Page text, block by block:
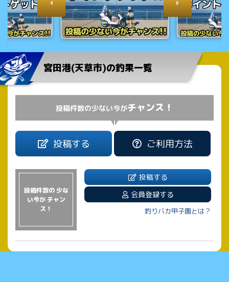
宮田港(天草市)の釣果一覧
投稿件数の少ない今がチャンス！
投稿する ご利用方法
投稿件数の 少な
い今が チャン
ス！
投稿する
会員登録する
釣りバカ甲子園とは？